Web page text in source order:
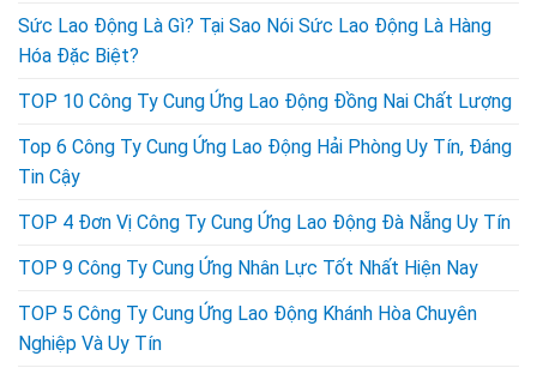
Sức Lao Động Là Gì? Tại Sao Nói Sức Lao Động Là Hàng
Hóa Đặc Biệt?
TOP 10 Công Ty Cung Ứng Lao Động Đồng Nai Chất Lượng
Top 6 Công Ty Cung Ứng Lao Động Hải Phòng Uy Tín, Đáng
Tin Cậy
TOP 4 Đơn Vị Công Ty Cung Ứng Lao Động Đà Nẵng Uy Tín
TOP 9 Công Ty Cung Ứng Nhân Lực Tốt Nhất Hiện Nay
TOP 5 Công Ty Cung Ứng Lao Động Khánh Hòa Chuyên
Nghiệp Và Uy Tín